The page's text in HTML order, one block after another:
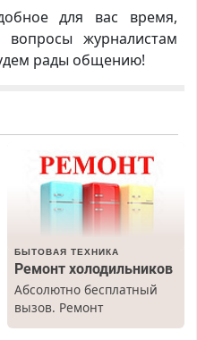
для вас время,
журналистам
рады общению!
БЫТОВАЯ ТЕХНИКА
Ремонт холодильников
Абсолютно бесплатный
вызов. Ремонт
холодильников всех